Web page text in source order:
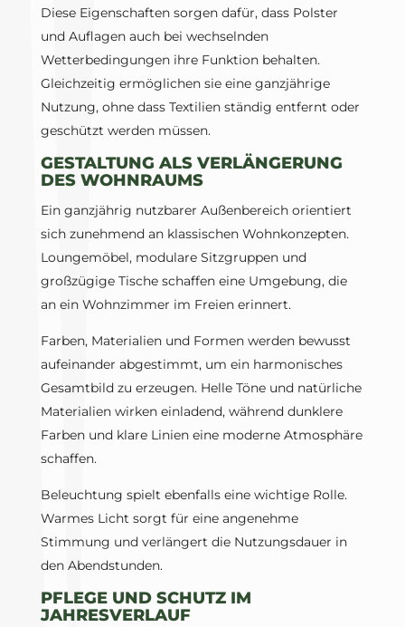
Diese Eigenschaften sorgen dafür, dass Polster
und Auflagen auch bei wechselnden
Wetterbedingungen ihre Funktion behalten.
Gleichzeitig ermöglichen sie eine ganzjährige
Nutzung, ohne dass Textilien ständig entfernt oder
geschützt werden müssen.
GESTALTUNG ALS VERLÄNGERUNG
DES WOHNRAUMS
Ein ganzjährig nutzbarer Außenbereich orientiert
sich zunehmend an klassischen Wohnkonzepten.
Loungemöbel, modulare Sitzgruppen und
großzügige Tische schaffen eine Umgebung, die
an ein Wohnzimmer im Freien erinnert.
Farben, Materialien und Formen werden bewusst
aufeinander abgestimmt, um ein harmonisches
Gesamtbild zu erzeugen. Helle Töne und natürliche
Materialien wirken einladend, während dunklere
Farben und klare Linien eine moderne Atmosphäre
schaffen.
Beleuchtung spielt ebenfalls eine wichtige Rolle.
Warmes Licht sorgt für eine angenehme
Stimmung und verlängert die Nutzungsdauer in
den Abendstunden.
PFLEGE UND SCHUTZ IM
JAHRESVERLAUF